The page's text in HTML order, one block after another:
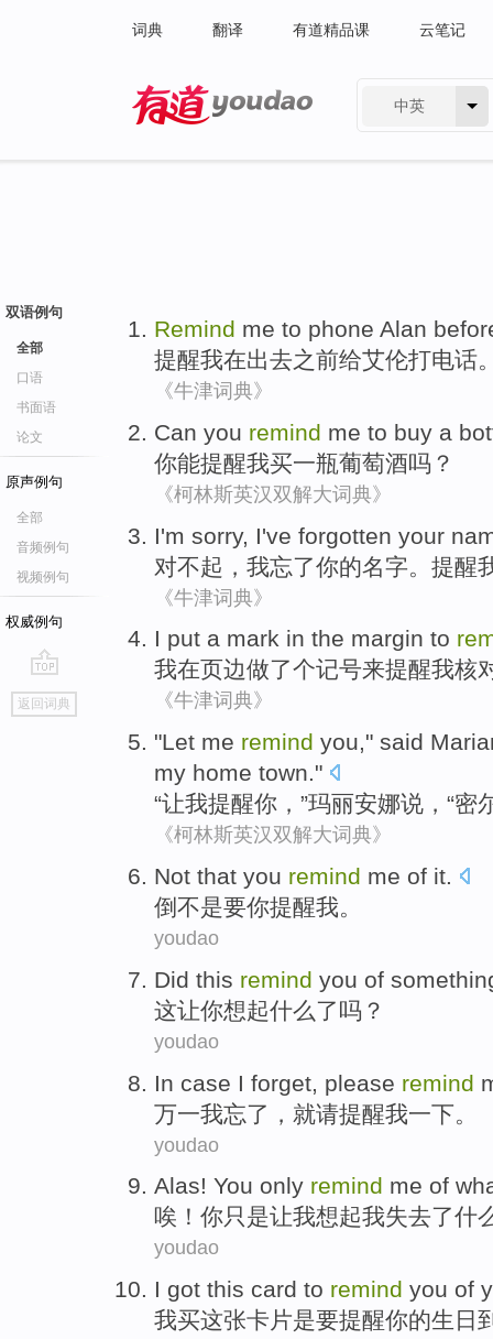
词典 翻译 有道精品课 云笔记
中英
双语例句
全部
口语
书面语
论文
原声例句
全部
音频例句
视频例句
权威例句
go
top
返回词典
Remind me to phone Alan
提醒我在出去之前给艾伦打电话
《牛津词典》
Can you remind me to buy a
你能提醒我买一瓶葡萄酒吗？
《柯林斯英汉双解大词典》
I'm sorry, I've forgotten your
对不起 ， 我忘了你的名字 。 提醒
《牛津词典》
I put a mark in the margin to
我在页边做了个记号来提醒我核
《牛津词典》
"Let me remind you," said
my home town."
“让我提醒你 ，”玛丽安娜说 ，“密
《柯林斯英汉双解大词典》
Not that you remind me of it.
倒不是要你提醒我。
youdao
Did this remind you of
这让你想起什么了吗？
youdao
In case I forget please remind
万一我忘了 ， 就请提醒我一下 。
youdao
Alas! You only remind me of
唉 ！ 你只是让我想起我失去了什
youdao
I got this card to remind you of
我买这张卡片是要提醒你的生日